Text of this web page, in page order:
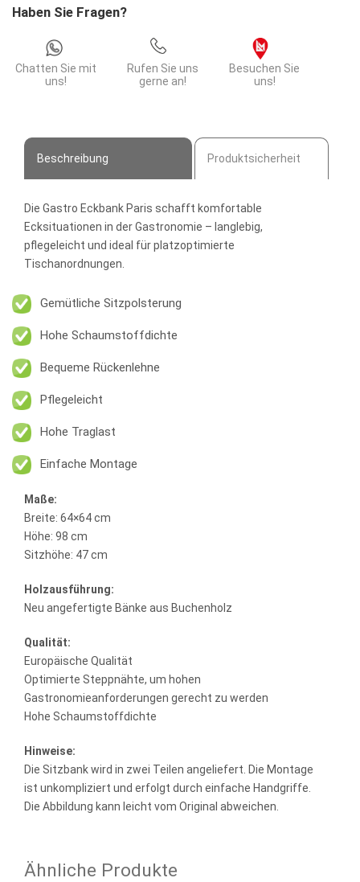
Schwarz
Menge
Haben Sie Fragen?
Chatten Sie mit
uns!
Rufen Sie uns
gerne an!
Besuchen Sie
uns!
Beschreibung Produktsicherheit
Die Gastro Eckbank Paris schafft komfortable
Ecksituationen in der Gastronomie – langlebig,
pflegeleicht und ideal für platzoptimierte
Tischanordnungen.
Gemütliche Sitzpolsterung
Hohe Schaumstoffdichte
Bequeme Rückenlehne
Pflegeleicht
Hohe Traglast
Einfache Montage
Maße:
Breite: 64×64 cm
Höhe: 98 cm
Sitzhöhe: 47 cm
Holzausführung:
Neu angefertigte Bänke aus Buchenholz
Qualität:
Europäische Qualität
Optimierte Steppnähte, um hohen
Gastronomieanforderungen gerecht zu werden
Hohe Schaumstoffdichte
Hinweise:
Die Sitzbank wird in zwei Teilen angeliefert. Die Montage
ist unkompliziert und erfolgt durch einfache Handgriffe.
Die Abbildung kann leicht vom Original abweichen.
Ähnliche Produkte